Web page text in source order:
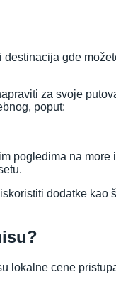
gde
za svoje
poput:
pogledima na more
dodatke
cene